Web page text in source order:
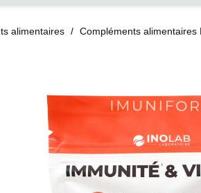
alimentaires Compléments alimentaires